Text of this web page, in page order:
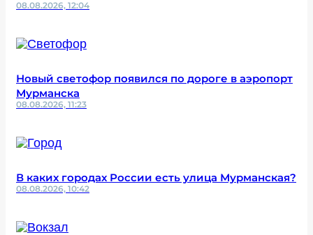
08.08.2026, 12:04
Новый светофор появился по дороге в аэропорт
Мурманска
08.08.2026, 11:23
В каких городах России есть улица Мурманская?
08.08.2026, 10:42